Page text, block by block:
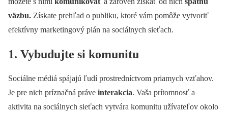
väzbu. Získate prehľad o publiku, ktoré vám pomôže vytvoriť
efektívny marketingový plán na sociálnych sieťach.
1. Vybudujte si komunitu
Sociálne médiá spájajú ľudí prostredníctvom priamych vzťahov.
Je pre nich príznačná práve interakcia. Vaša prítomnosť a
aktivita na sociálnych sieťach vytvára komunitu užívateľov okolo